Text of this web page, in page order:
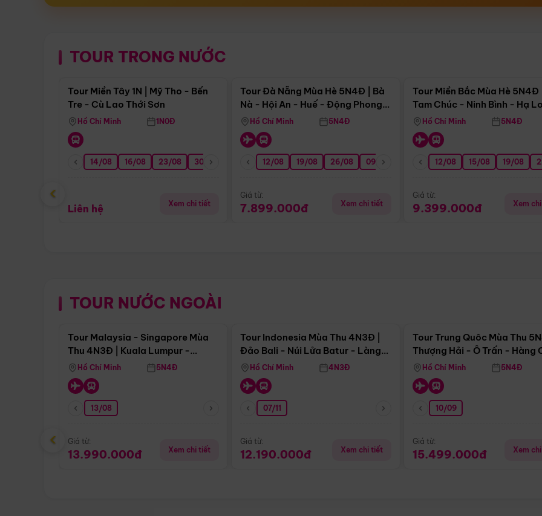
TOUR TRONG NƯỚC
Điểm nổi bật
Tour Miền Tây 1N | Mỹ Tho - Bến
Tre - Cù Lao Thới Sơn
Hồ Chí Minh 1N0Đ
14/08 16/08 23/08 30/08 06/09 13/09 20/09 27/09
Liên hệ Xem chi tiết
Tour Đà Nẵng Mùa Hè 5N4Đ | Bà
Nà - Hội An - Huế - Động Phong
NhaHồ Chí Minh 5N4Đ
12/08 19/08 26/08 09/09 16/09 23/09 30/09 07/10
Giá từ:
7.899.000đ Xem chi tiết
Tour Miền Bắc Mùa Hè 5N4Đ |
Tam Chúc - Ninh Bình - Hạ
Hồ Chí Minh 5N4Đ
12/08 15/08 19/08
Giá từ:
9.399.000đ Xem
‹
TOUR NƯỚC NGOÀI
Điểm nổi bật
Tour Malaysia - Singapore Mùa
Thu 4N3Đ | Kuala Lumpur -
Malacca - Johor Baru -
Singapore
Hồ Chí Minh 5N4Đ
13/08
Giá từ:
13.990.000đ Xem chi tiết
Tour Indonesia Mùa Thu 4N3Đ |
Đảo Bali - Núi Lửa Batur - Làng
Penglipuran
Hồ Chí Minh 4N3Đ
07/11
Giá từ:
12.190.000đ Xem chi tiết
Tour Trung Quôc Mùa Thu
Thượng Hải - Ô Trấn - Hàng
(Tour Không Shopping)
Hồ Chí Minh 5N4Đ
10/09
Giá từ:
15.499.000đ Xem
‹